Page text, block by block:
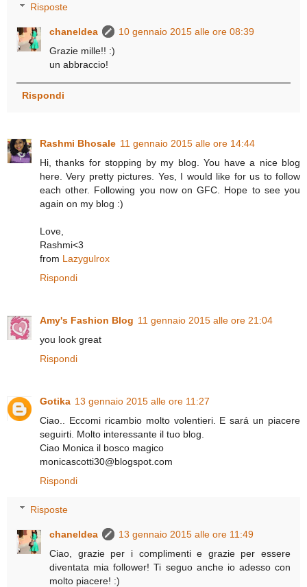
Risposte
chaneldea
10 gennaio 2015 alle ore 08:39
Grazie mille!! :)
un abbraccio!
Rispondi
Rashmi Bhosale 11 gennaio 2015 alle ore 14:44
Hi, thanks for stopping by my blog. You have a nice blog
here. Very pretty pictures. Yes, I would like for us to follow
each other. Following you now on GFC. Hope to see you
again on my blog :)
Love,
Rashmi<3
from Lazygulrox
Rispondi
Amy's Fashion Blog 11 gennaio 2015 alle ore 21:04
you look great
Rispondi
Gotika 13 gennaio 2015 alle ore 11:27
Ciao.. Eccomi ricambio molto volentieri. E sará un piacere
seguirti. Molto interessante il tuo blog.
Ciao Monica il bosco magico
monicascotti30@blogspot.com
Rispondi
Risposte
chaneldea
13 gennaio 2015 alle ore 11:49
Ciao, grazie per i complimenti e grazie per essere
diventata mia follower! Ti seguo anche io adesso con
molto piacere! :)